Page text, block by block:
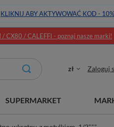
KLIKNIJ ABY AKTYWOWAĆ KOD -
CX80 / CALEFFI - poznaj nasze marki!
zł Zaloguj
SUPERMARKET